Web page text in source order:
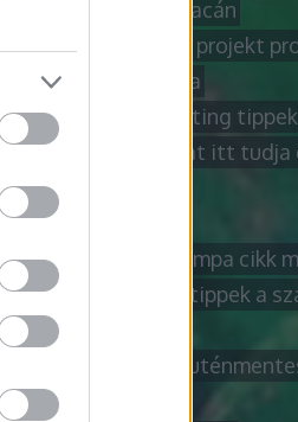
virágzó piacán
lakásfelújítási projekt
cikk azok számára
internetes marketing tippek
laptop tanácsokat itt tudja
módja annak
útmutató
útmutató a netlámpa cikk
videó marketing tippek a
jobb lehet
és a
folyamata